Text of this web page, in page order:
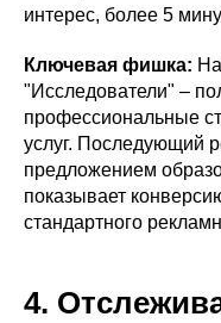
интерес, более 5
Ключевая фишка:
"Исследователи" –
профессиональные
услуг. Последующий
предложением
показывает
стандартного
4.